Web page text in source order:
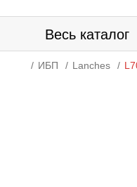
Весь каталог
ИБП Lanches